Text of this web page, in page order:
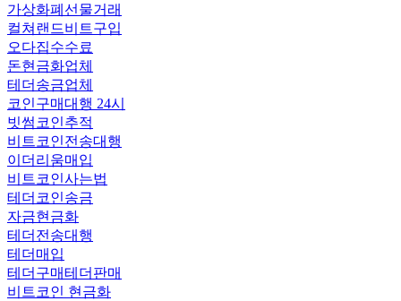
가상화폐선물거래
컬쳐랜드비트구입
오다집수수료
돈현금화업체
테더송금업체
코인구매대행 24시
빗썸코인추적
비트코인전송대행
이더리움매입
비트코인사는법
테더코인송금
자금현금화
테더전송대행
테더매입
테더구매테더판매
비트코인 현금화